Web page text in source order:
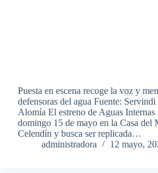
Puesta en escena recoge la voz y
defensoras del agua Fuente:
Alomía El estreno de Aguas Internas
domingo 15 de mayo en la Casa del
Celendín y busca ser replicada…
administradora
12 mayo,